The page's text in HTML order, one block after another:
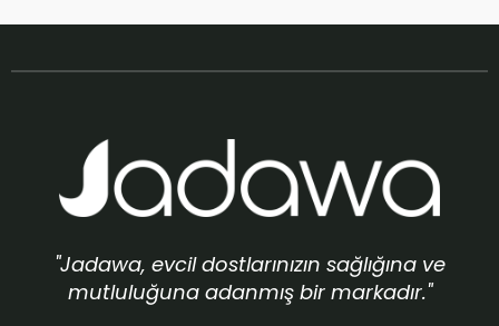
"Jadawa, evcil dostlarınızın sağlığına ve
mutluluğuna adanmış bir markadır."